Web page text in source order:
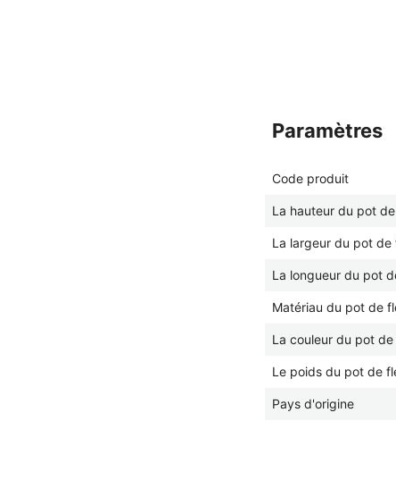
paramètres
Code produit
La hauteur du pot
La largeur du pot de
La longueur du pot
Matériau du pot de
La couleur du pot
Le poids du pot de
Pays d'origine